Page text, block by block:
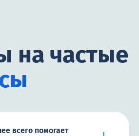
на частые
всего помогает